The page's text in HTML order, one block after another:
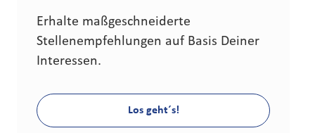
Erhalte maßgeschneiderte
Stellenempfehlungen auf Basis Deiner
Interessen.
Los geht´s!